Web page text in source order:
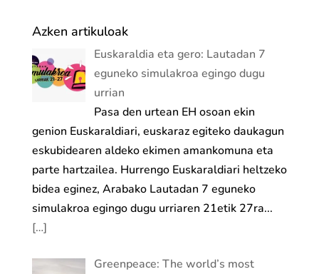
Azken artikuloak
Euskaraldia eta gero: Lautadan 7
eguneko simulakroa egingo dugu
urrian
Pasa den urtean EH osoan ekin
genion Euskaraldiari, euskaraz egiteko daukagun
eskubidearen aldeko ekimen amankomuna eta
parte hartzailea. Hurrengo Euskaraldiari heltzeko
bidea eginez, Arabako Lautadan 7 eguneko
simulakroa egingo dugu urriaren 21etik 27ra...
[…]
Greenpeace: The world’s most